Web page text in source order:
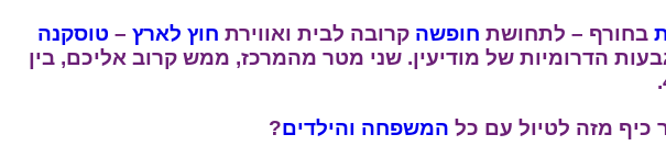
בחורף – לתחושת חופשה קרובה לבית ואווירת חוץ לארץ – טוסקנה
הדרומיות של מודיעין. שני מטר מהמרכז, ממש קרוב אליכם, בין
כיף מזה לטיול עם כל המשפחה והילדים?